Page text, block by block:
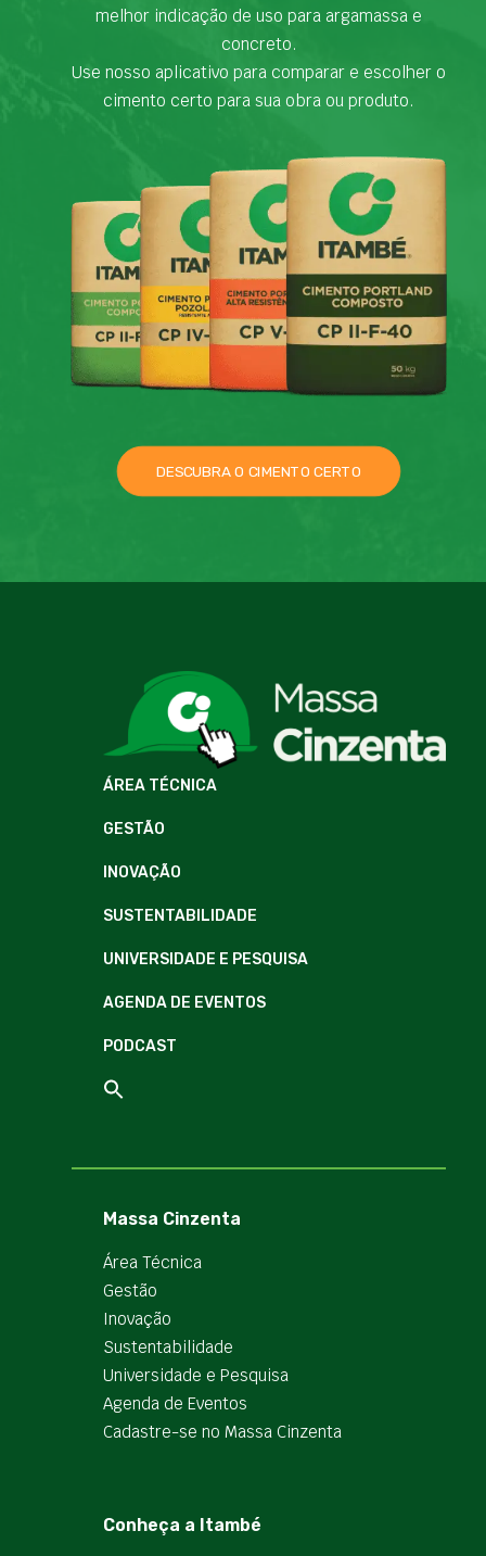
melhor indicação de uso para argamassa e
concreto.
Use nosso aplicativo para comparar e escolher o
cimento certo para sua obra ou produto.
DESCUBRA O CIMENTO CERTO
ÁREA TÉCNICA
GESTÃO
INOVAÇÃO
SUSTENTABILIDADE
UNIVERSIDADE E PESQUISA
AGENDA DE EVENTOS
PODCAST
Massa Cinzenta
Área Técnica
Gestão
Inovação
Sustentabilidade
Universidade e Pesquisa
Agenda de Eventos
Cadastre-se no Massa Cinzenta
Conheça a Itambé